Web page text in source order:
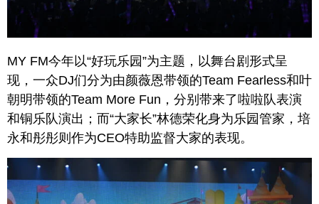
MY FM今年以“好玩乐园”为主题，以舞台剧形式呈
现，一众DJ们分为由颜薇恩带领的Team Fearless和叶
朝明带领的Team More Fun，分别带来了啦啦队表演
和铜乐队演出；而“大家长”林德荣化身为乐园管家，培
永和彤彤则作为CEO特助监督大家的表现。